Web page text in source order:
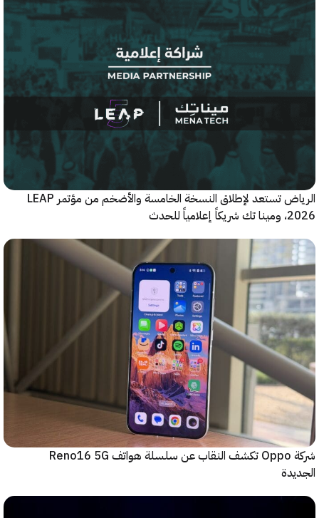
الرياض تستعد لإطلاق النسخة الخامسة والأضخم من مؤتمر LEAP
للحدث
شركة Oppo تكشف النقاب عن سلسلة هواتف Reno16 5G